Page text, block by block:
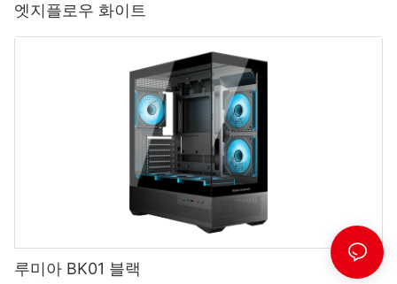
엣지플로우 화이트
루미아 BK01 블랙